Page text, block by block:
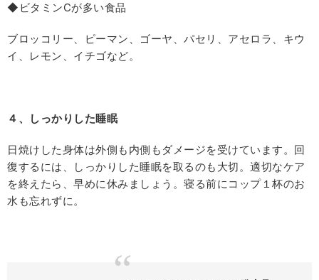
◆ビタミンCが多い食品
ブロッコリー、ピーマン、ゴーヤ、パセリ、アセロラ、キウ
イ、レモン、イチゴなど。
４、しっかりした睡眠
日焼けした身体は外側も内側もダメージを受けています。回
復するには、しっかりした睡眠を取るのも大切。適切なケア
を終えたら、早めに休みましょう。寝る前にコップ１杯のお
水も忘れずに。